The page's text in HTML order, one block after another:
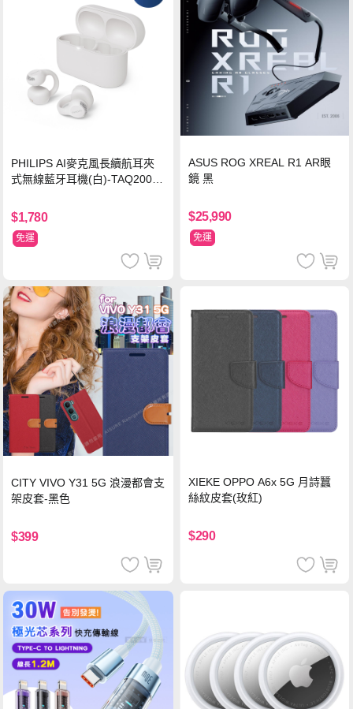
PHILIPS AI麥克風長續航耳夾
式無線藍牙耳機(白)-TAQ2000
$1,780
免運
ASUS ROG XREAL R1 AR眼
鏡 黑
$25,990
免運
CITY VIVO Y31 5G 浪漫都會支
架皮套-黑色
$399
XIEKE OPPO A6x 5G 月詩蠶
絲紋皮套(玫紅)
$290